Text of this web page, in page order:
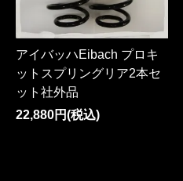
アイバッハEibach プロキ
ットスプリングリア2本セ
ット社外品
22,880円(税込)